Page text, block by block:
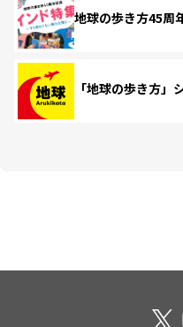
地球の歩き方45周
「地球の歩き方」